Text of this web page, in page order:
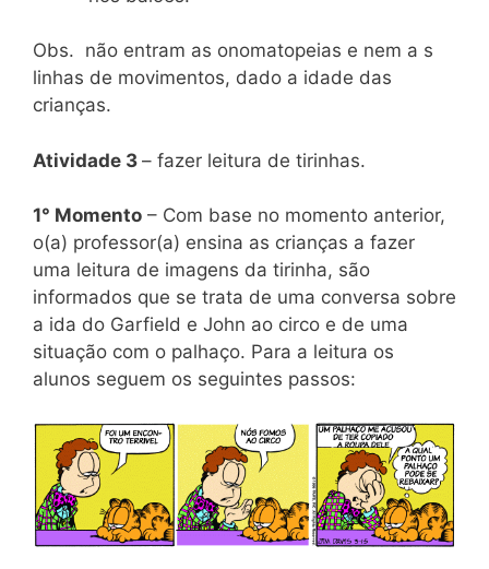
Obs. não entram as onomatopeias e nem a s
linhas de movimentos, dado a idade das
crianças.
Atividade 3 – fazer leitura de tirinhas.
1° Momento – Com base no momento anterior,
o(a) professor(a) ensina as crianças a fazer
uma leitura de imagens da tirinha, são
informados que se trata de uma conversa sobre
a ida do Garfield e John ao circo e de uma
situação com o palhaço. Para a leitura os
alunos seguem os seguintes passos: